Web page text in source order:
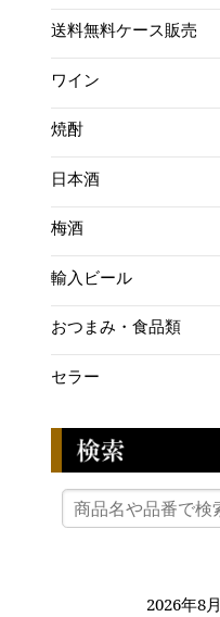
送料無料ケース販売
ワイン
焼酎
日本酒
梅酒
輸入ビール
おつまみ・食品類
セラー
2026年8月